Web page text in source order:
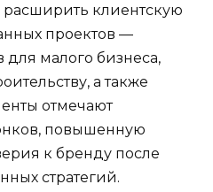
клиентскую
проектов —
малого бизнеса,
а также
отмечают
повышенную
к бренду после
стратегий.